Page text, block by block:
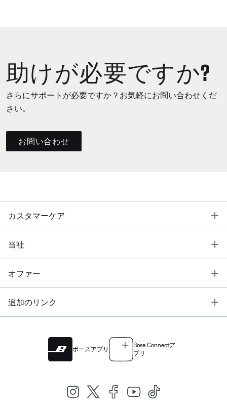
助けが必要ですか?
さらにサポートが必要ですか？お気軽にお問い合わせくだ
さい。
お問い合わせ
カスタマーケア
当社
オファー
追加のリンク
ボーズアプリ
Bose Connectア
プリ